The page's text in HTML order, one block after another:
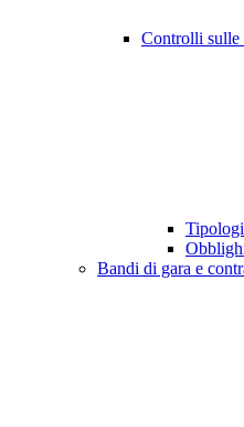
Controlli sulle
Bandi di gara e